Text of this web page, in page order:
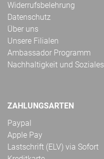
Widerrufsbelehrung
Datenschutz
Über uns
Unsere Filialen
Ambassador Programm
Nachhaltigkeit und Soziales
ZAHLUNGSARTEN
Paypal
Apple Pay
Lastschrift (ELV) via Sofort